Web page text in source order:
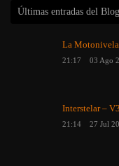
Últimas entradas del Blog
La
21:17 03 Ago
Interstelar – V3
21:14 27 Jul